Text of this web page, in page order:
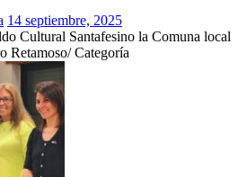
14 septiembre, 2025
Cultural Santafesino la Comuna local
Retamoso/ Categoría